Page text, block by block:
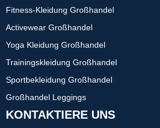
Fitness-Kleidung Großhandel
Activewear Großhandel
Yoga Kleidung Großhandel
Trainingskleidung Großhandel
Sportbekleidung Großhandel
Großhandel Leggings
KONTAKTIERE UNS